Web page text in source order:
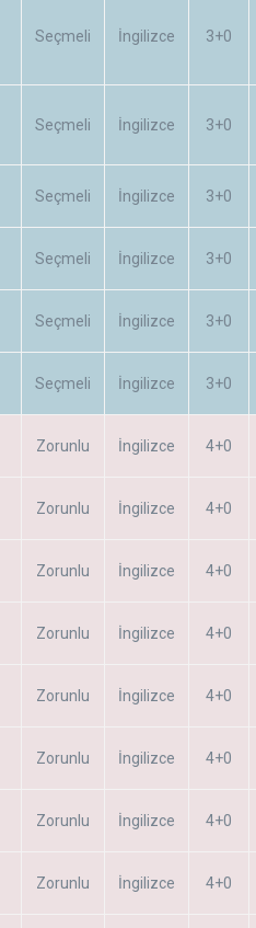
Seçmeli İngilizce 3+0
Seçmeli İngilizce 3+0
Seçmeli İngilizce 3+0
Seçmeli İngilizce 3+0
Seçmeli İngilizce 3+0
Seçmeli İngilizce 3+0
Zorunlu İngilizce 4+0
Zorunlu İngilizce 4+0
Zorunlu İngilizce 4+0
Zorunlu İngilizce 4+0
Zorunlu İngilizce 4+0
Zorunlu İngilizce 4+0
Zorunlu İngilizce 4+0
Zorunlu İngilizce 4+0